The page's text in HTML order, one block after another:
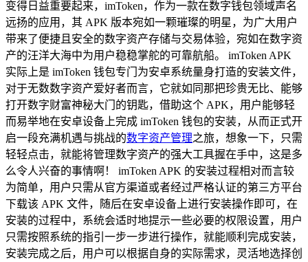
变得日益重要起来，imToken，作为一款在数字钱包领域声名
远扬的应用，其 APK 版本宛如一颗璀璨的明星，为广大用户
带来了便捷且安全的数字资产存储与交易体验，宛如在数字资
产的汪洋大海中为用户稳稳掌舵的可靠航船。 imToken APK
实际上是 imToken 钱包专门为安卓系统量身打造的安装文件，
对于无数数字资产爱好者而言，它就如同那把珍贵无比、能够
打开数字财富神秘大门的钥匙，借助这个 APK，用户能够轻
而易举地在安卓设备上完成 imToken 钱包的安装，从而正式开
启一段充满机遇与挑战的数字资产管理之旅，想象一下，只需
轻轻点击，就能将管理数字资产的强大工具握在手中，这是多
么令人兴奋的事情啊！ imToken APK 的安装过程相对而言较
为简单，用户只需从官方渠道或者经过严格认证的第三方平台
下载该 APK 文件，随后在安卓设备上进行安装操作即可，在
安装的过程中，系统会适时地提示一些必要的权限设置，用户
只需按照系统的指引一步一步进行操作，就能顺利完成安装，
安装完成之后，用户可以根据自身的实际需求，灵活地选择创